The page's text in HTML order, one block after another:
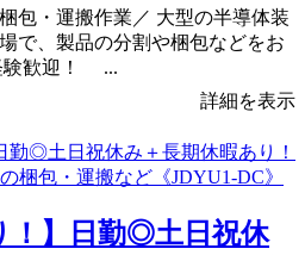
包・運搬作業／ 大型の半導体装
で、製品の分割や梱包などをお
験歓迎！ ...
詳細を表示
！】日勤◎土日祝休